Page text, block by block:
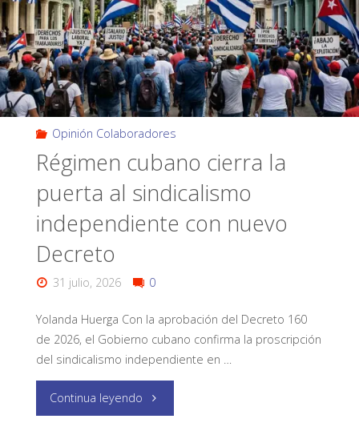
Opinión Colaboradores
Régimen cubano cierra la
puerta al sindicalismo
independiente con nuevo
Decreto
31 julio, 2026 0
Yolanda Huerga Con la aprobación del Decreto 160
de 2026, el Gobierno cubano confirma la proscripción
del sindicalismo independiente en …
Continua leyendo